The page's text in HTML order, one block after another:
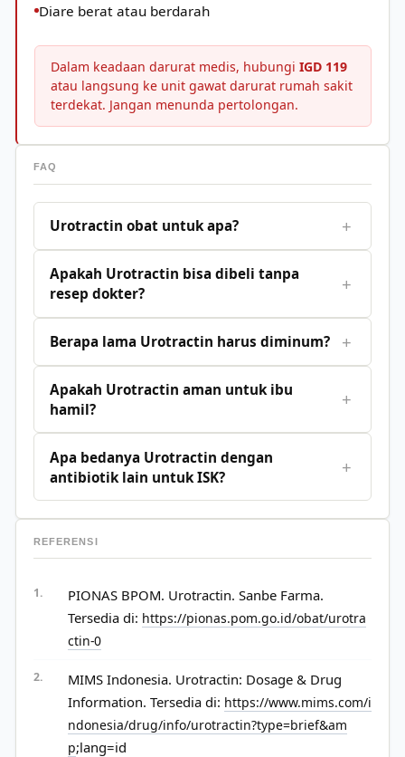
Diare berat atau berdarah
Dalam keadaan darurat medis, hubungi IGD 119
atau langsung ke unit gawat darurat rumah sakit
terdekat. Jangan menunda pertolongan.
FAQ
Urotractin obat untuk apa? +
Apakah Urotractin bisa dibeli tanpa
resep dokter?
+
Berapa lama Urotractin harus diminum? +
Apakah Urotractin aman untuk ibu
hamil?
+
Apa bedanya Urotractin dengan
antibiotik lain untuk ISK?
+
REFERENSI
PIONAS BPOM. Urotractin. Sanbe Farma.
Tersedia di: https://pionas.pom.go.id/obat/urotra
ctin-0
MIMS Indonesia. Urotractin: Dosage & Drug
Information. Tersedia di: https://www.mims.com/i
ndonesia/drug/info/urotractin?type=brief&am
p;lang=id